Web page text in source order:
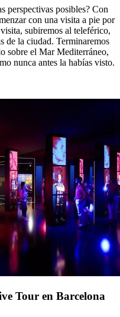
perspectivas posibles? Con
con una visita a pie por
subiremos al teleférico,
de la ciudad. Terminaremos
sobre el Mar Mediterráneo,
nunca antes la habías visto.
Tour en Barcelona